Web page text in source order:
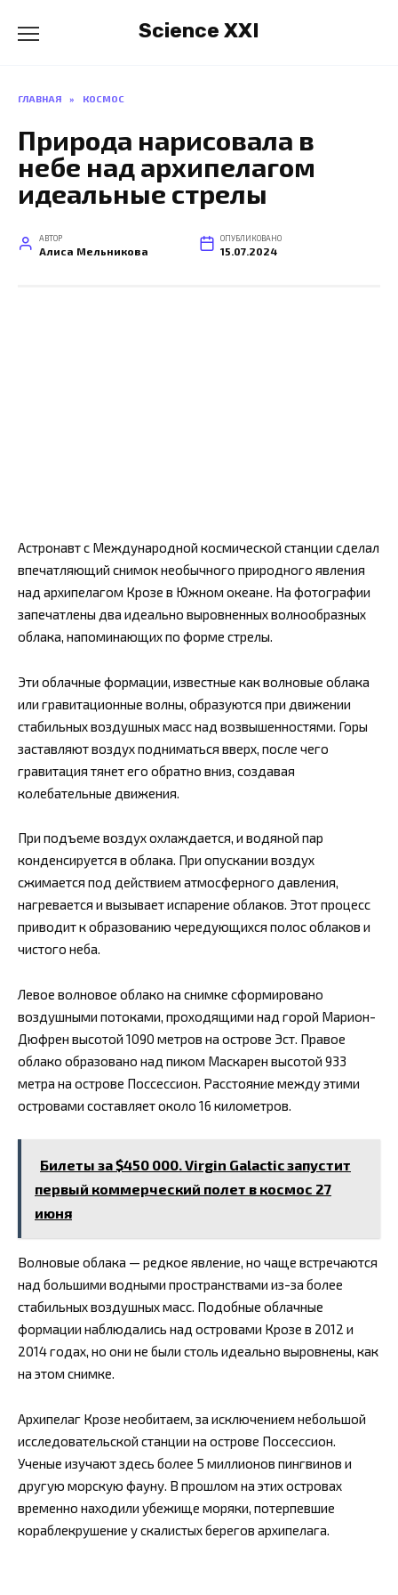
содержанию
Science XXI
ГЛАВНАЯ » КОСМОС
Природа нарисовала в
небе над архипелагом
идеальные стрелы
АВТОР
Алиса Мельникова
ОПУБЛИКОВАНО
15.07.2024
Астронавт с Международной космической станции сделал
впечатляющий снимок необычного природного явления
над архипелагом Крозе в Южном океане. На фотографии
запечатлены два идеально выровненных волнообразных
облака, напоминающих по форме стрелы.
Эти облачные формации, известные как волновые облака
или гравитационные волны, образуются при движении
стабильных воздушных масс над возвышенностями. Горы
заставляют воздух подниматься вверх, после чего
гравитация тянет его обратно вниз, создавая
колебательные движения.
При подъеме воздух охлаждается, и водяной пар
конденсируется в облака. При опускании воздух
сжимается под действием атмосферного давления,
нагревается и вызывает испарение облаков. Этот процесс
приводит к образованию чередующихся полос облаков и
чистого неба.
Левое волновое облако на снимке сформировано
воздушными потоками, проходящими над горой Марион-
Дюфрен высотой 1090 метров на острове Эст. Правое
облако образовано над пиком Маскарен высотой 933
метра на острове Поссессион. Расстояние между этими
островами составляет около 16 километров.
Билеты за $450 000. Virgin Galactic запустит
первый коммерческий полет в космос 27
июня
Волновые облака — редкое явление, но чаще встречаются
над большими водными пространствами из-за более
стабильных воздушных масс. Подобные облачные
формации наблюдались над островами Крозе в 2012 и
2014 годах, но они не были столь идеально выровнены, как
на этом снимке.
Архипелаг Крозе необитаем, за исключением небольшой
исследовательской станции на острове Поссессион.
Ученые изучают здесь более 5 миллионов пингвинов и
другую морскую фауну. В прошлом на этих островах
временно находили убежище моряки, потерпевшие
кораблекрушение у скалистых берегов архипелага.